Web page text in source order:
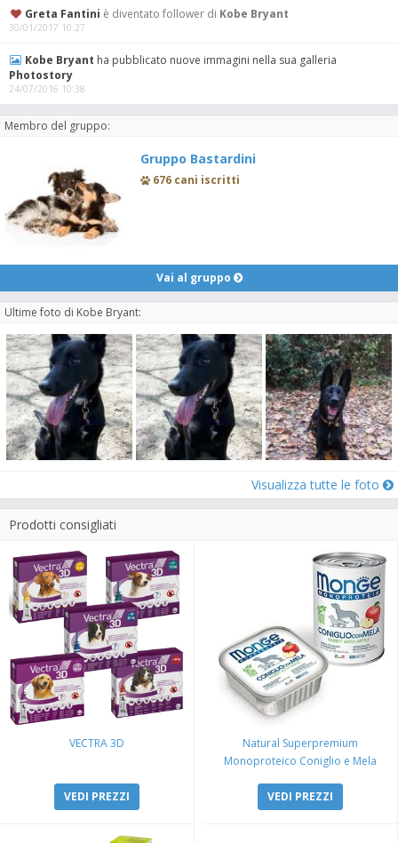
Greta Fantini è diventato follower di Kobe Bryant
30/01/2017 10:27
Kobe Bryant ha pubblicato nuove immagini nella sua galleria
Photostory
24/07/2016 10:38
Membro del gruppo:
Gruppo Bastardini
676 cani iscritti
Vai al gruppo
Ultime foto di Kobe Bryant:
Visualizza tutte le foto
Prodotti consigliati
VECTRA 3D
VEDI PREZZI
Natural Superpremium
Monoproteico Coniglio e Mela
VEDI PREZZI